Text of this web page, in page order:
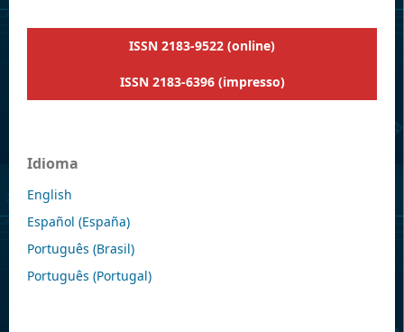
ISSN 2183-9522 (online)
ISSN 2183-6396 (impresso)
Idioma
English
Español (España)
Português (Brasil)
Português (Portugal)